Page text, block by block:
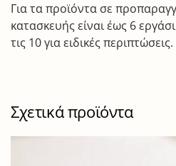
Για τα προϊόντα σε
κατασκευής είναι έως 6
τις 10 για ειδικές περιπτώσεις.
Σχετικά προϊόντα